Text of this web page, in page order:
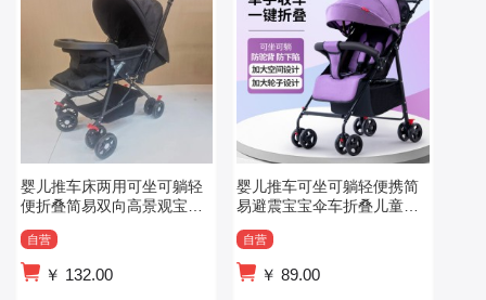
婴儿推车床两用可坐可躺轻
便折叠简易双向高景观宝宝
自营
￥ 132.00
婴儿推车可坐可躺轻便携简
易避震宝宝伞车折叠儿童小
自营
￥89.00